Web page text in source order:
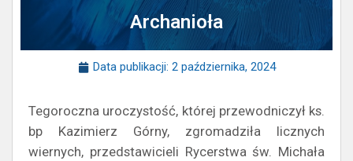
Archanioła
Data publikacji: 2 października, 2024
Tegoroczna uroczystość, której przewodniczył ks.
bp Kazimierz Górny, zgromadziła licznych
wiernych, przedstawicieli Rycerstwa św. Michała